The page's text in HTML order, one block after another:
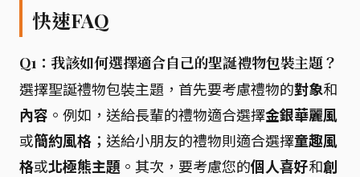
快速FAQ
Q1：我該如何選擇適合自己的聖誕禮物包裝主題？
選擇聖誕禮物包裝主題，首先要考慮禮物的對象和
內容 。例如，送給長輩的禮物適合選擇金銀華麗風
或簡約風格 ；送給小朋友的禮物則適合選擇童趣風
格或北極熊主題 。其次，要考慮您的個人喜好和創